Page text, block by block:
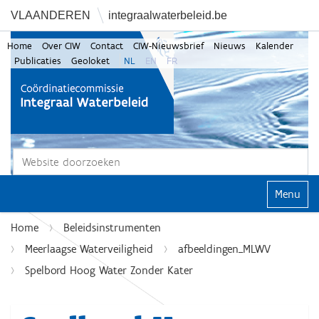
VLAANDEREN integraalwaterbeleid.be
Zoek
Home Over CIW Contact CIW-Nieuwsbrief Nieuws
Kalender
Publicaties
Geoloket NL EN FR
Klap
Home
Beleidsinstrumenten
Meerlaagse Waterveiligheid
afbeeldingen_MLWV
Spelbord Hoog Water Zonder Kater